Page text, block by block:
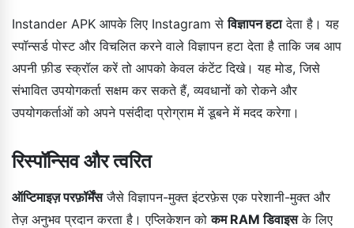
Instander APK आपके लिए Instagram सेविज्ञापन हटादेता है। यह
स्पॉन्सर्ड पोस्ट और विचलित करने वाले विज्ञापन हटा देता है ताकि जब आप
अपनी फ़ीड स्क्रॉल करें तो आपको केवल कंटेंट दिखे। यह मोड, जिसे
संभावित उपयोगकर्ता सक्षम कर सकते हैं, व्यवधानों को रोकने और
उपयोगकर्ताओं को अपने पसंदीदा प्रोग्राम में डूबने में मदद करेगा।
रिस्पॉन्सिव और त्वरित
ऑप्टिमाइज़ परफ़ॉर्मेंसजैसे विज्ञापन-मुक्त इंटरफ़ेस एक परेशानी-मुक्त और
तेज़ अनुभव प्रदान करता है। एप्लिकेशन कोकम RAM डिवाइसके लिए